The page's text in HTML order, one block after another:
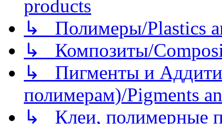
products
↳ Полимеры/Plastics
↳ Композиты/
↳ Пигменты и
полимерам)/Pigments
↳ Клеи, полимерные